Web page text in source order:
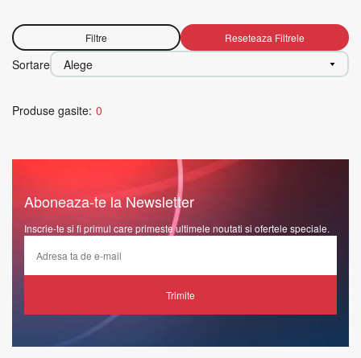
Filtre Reseteaza Filtrele
Sortare Alege
Produse gasite: 0
Aboneaza-te la Newsletter
Inscrie-te si fi primul care primeste ultimele noutati si ofertele speciale.
Trimite